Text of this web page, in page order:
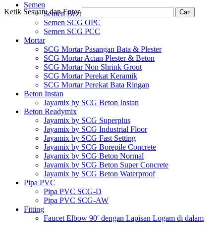
Ketik Sesuatu dan Enter Cari
Semen
Semen Bezt
Semen SCG OPC
Semen SCG PCC
Mortar
SCG Mortar Pasangan Bata & Plester
SCG Mortar Acian Plester & Beton
SCG Mortar Non Shrink Grout
SCG Mortar Perekat Keramik
SCG Mortar Perekat Bata Ringan
Beton Instan
Jayamix by SCG Beton Instan
Beton Readymix
Jayamix by SCG Superplus
Jayamix by SCG Industrial Floor
Jayamix by SCG Fast Setting
Jayamix by SCG Borepile Concrete
Jayamix by SCG Beton Normal
Jayamix by SCG Beton Super Concrete
Jayamix by SCG Beton Waterproof
Pipa PVC
Pipa PVC SCG-D
Pipa PVC SCG-AW
Fitting
Faucet Elbow 90′ dengan Lapisan Logam di dalam